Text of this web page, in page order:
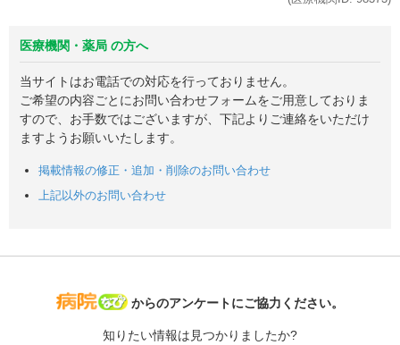
医療機関・薬局 の方へ
当サイトはお電話での対応を行っておりません。
ご希望の内容ごとにお問い合わせフォームをご用意しておりま
すので、お手数ではございますが、下記よりご連絡をいただけ
ますようお願いいたします。
掲載情報の修正・追加・削除のお問い合わせ
上記以外のお問い合わせ
病院なび
からのアンケートにご協力ください。
知りたい情報は見つかりましたか?